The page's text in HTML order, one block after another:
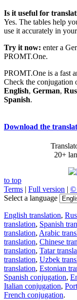
Is it useful for
Yes. The tables help
use it accurately in
Try it now: enter a
PROMT.One.
PROMT.One is a fast
Check the conjugation
English, German,
Spanish.
Download the
20+
to top
Terms | Full version | ©
Select a language
English translation,
translation, Spanish
translation, Arabic
translation, Chinese
translation, Tatar
translation, Uzbek
translation, Estonian
Spanish conjugation,
Italian conjugation,
French conjugation.